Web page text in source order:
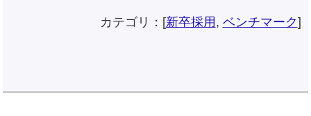
カテゴリ：[新卒採用 , ベンチマーク]